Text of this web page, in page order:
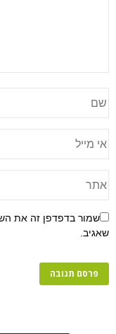
שמור בדפדפן זה את
שאגיב.